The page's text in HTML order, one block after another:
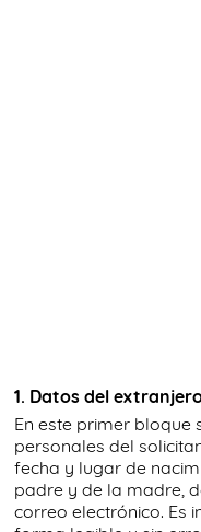
1. Datos del
En este primer bloque
personales del
fecha y lugar de
padre y de la madre,
correo electrónico. Es